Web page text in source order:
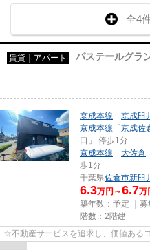
全4
賃貸｜アパート パステールグラ
京成本線 「京成臼
京成本線 「京成佐
口」 停歩1分
京成本線 「大佐倉
歩1分
千葉県佐倉市新臼
6.3万円～6.7万
築年数：予定 ｜募
階数：2階建
☆不動産サービスを追求し、価値ある